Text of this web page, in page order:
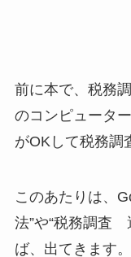
前に本で、税務
のコンピュータ
がOKして税務調
このあたりは、
法”や“税務調査
ば、出てきます。